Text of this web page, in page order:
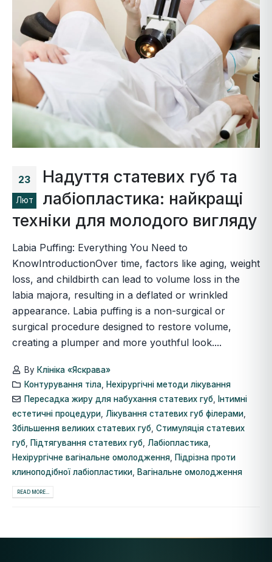
23
Лют
Надуття статевих губ та
лабіопластика: найкращі
техніки для молодого вигляду
Labia Puffing: Everything You Need to
KnowIntroductionOver time, factors like aging, weight
loss, and childbirth can lead to volume loss in the
labia majora, resulting in a deflated or wrinkled
appearance. Labia puffing is a non-surgical or
surgical procedure designed to restore volume,
creating a plumper and more youthful look....
By Клініка «Яскрава»
Контурування тіла,
Нехірургічні методи лікування
Пересадка жиру для набухання статевих губ,
Інтимні
естетичні процедури Лікування статевих губ філерами
Збільшення великих статевих губ Стимуляція статевих
губ
Підтягування статевих губ Лабіопластика
Нехірургічне вагінальне омолодження
Підрізна проти
клиноподібної лабіопластики
Вагінальне омолодження
READ MORE...